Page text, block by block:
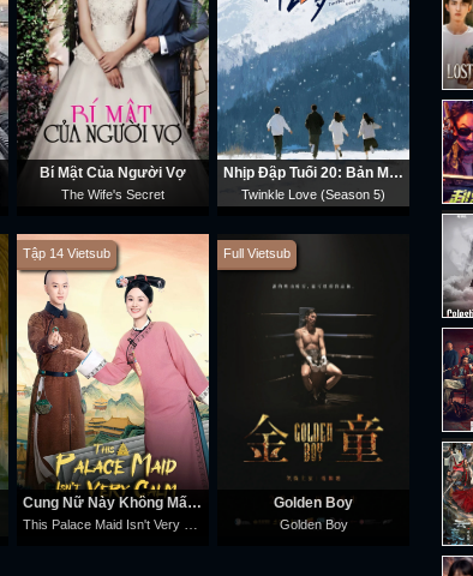
Bí Mật Của Người Vợ
The Wife's Secret
Nhịp Đập Tuổi 20: Bản Mùa Đông (Phần 5)
Twinkle Love (Season 5)
Tập 14 Vietsub
Cung Nữ Này Không Mấy Bình Tĩnh
This Palace Maid Isn't Very Calm
Full Vietsub
Golden Boy
Golden Boy